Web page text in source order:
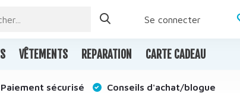
Se connecter
VÊTEMENTS REPARATION CARTE CADEAU
Paiement sécurisé Conseils d'achat/blogue